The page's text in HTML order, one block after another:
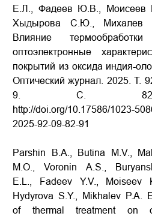
Е.Л., Фадеев Ю.В., Моисеев
Хыдырова С.Ю., Михалев
Влияние
оптоэлектронные
покрытий из оксида индия-
Оптический журнал. 2025. Т.
9. С.
http://doi.org/10.17586/1023-
2025-92-09-82-91
Parshin B.A., Butina M.V.,
M.O., Voronin A.S.,
E.L., Fadeev Y.V., Moiseev
Hydyrova S.Y., Mikhalev P.A.
of thermal treatment on